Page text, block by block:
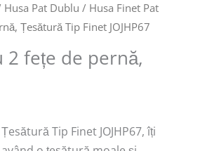
Husa Pat Dublu / Husa Finet Pat
Țesătură Tip Finet JOJHP67
2 fețe de pernă,
Tip Finet JOJHP67, îți